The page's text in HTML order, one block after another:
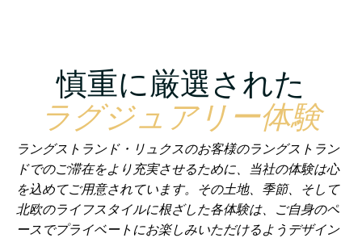
慎重に厳選された
ラグジュアリー体験
ラングストランド・リュクスのお客様のラングストラン
ドでのご滞在をより充実させるために、当社の体験は心
を込めてご用意されています。その土地、季節、そして
北欧のライフスタイルに根ざした各体験は、ご自身のペ
ースでプライベートにお楽しみいただけるようデザイン